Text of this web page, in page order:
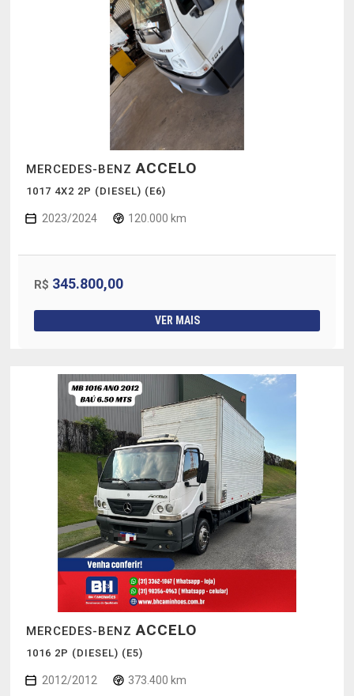
MERCEDES-BENZACCELO
1017 4X2 2P (DIESEL) (E6)
2023/2024 120.000 km
R$ 345.800,00
VER MAIS
MERCEDES-BENZACCELO
1016 2P (DIESEL) (E5)
2012/2012 373.400 km